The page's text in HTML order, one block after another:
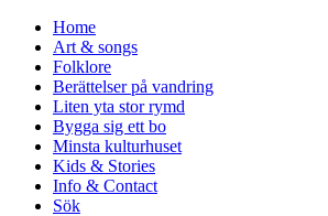
Home
Art & songs
Folklore
Berättelser på vandring
Liten yta stor rymd
Bygga sig ett bo
Minsta kulturhuset
Kids & Stories
Info & Contact
Sök